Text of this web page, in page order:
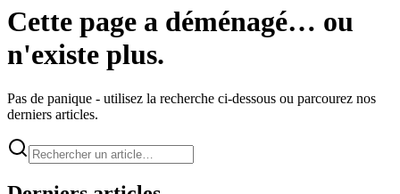
Cette page a déménagé… ou
n'existe plus.
Pas de panique - utilisez la recherche ci-dessous ou parcourez nos
derniers articles.